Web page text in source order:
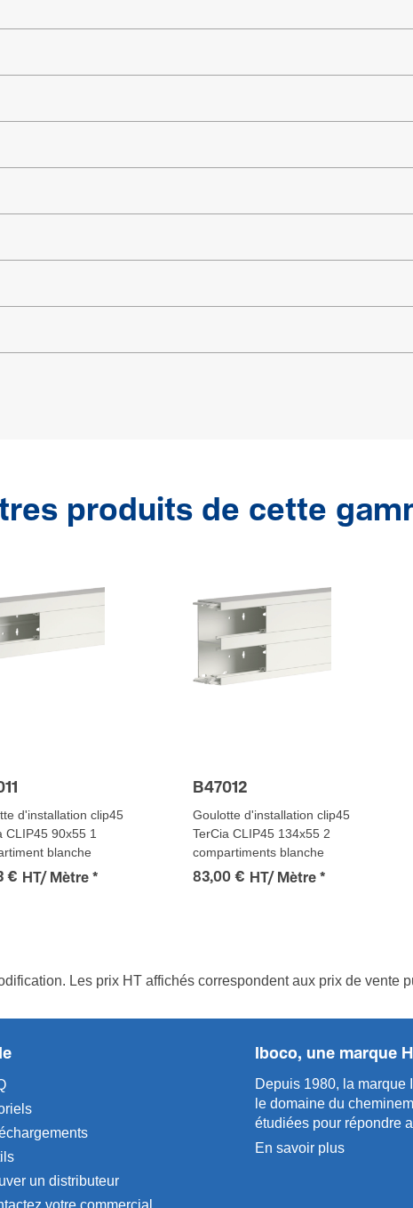
produits de cette
d'installation clip45
CLIP45 90x55 1
blanche
€ HT/ Mètre *
B47012
Goulotte d'installation clip45
TerCia CLIP45 134x55 2
compartiments blanche
83,00 € HT/ Mètre *
Les prix HT affichés correspondent aux prix de vente
un distributeur
Iboco, une marque
Depuis 1980, la marque
le domaine du
étudiées pour répondre
En savoir plus